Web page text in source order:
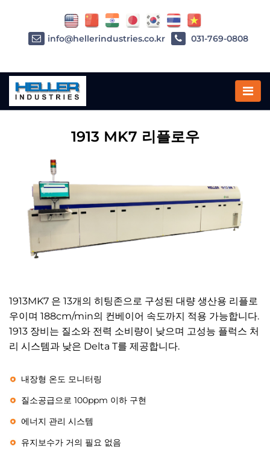
Home»1913 리플로우
1913 MK7 리플로우
1913MK7 은 13개의 히팅존으로 구성된 대량 생산용 리플로
우이며 188cm/min의 컨베이어 속도까지 적용 가능합니다.
1913 장비는 질소와 전력 소비량이 낮으며 고성능 플럭스 처
리 시스템과 낮은 Delta T를 제공합니다.
내장형 온도 모니터링
질소공급으로 100ppm 이하 구현
에너지 관리 시스템
유지보수가 거의 필요 없음
info@hellerindustries.co.kr 031-769-0808